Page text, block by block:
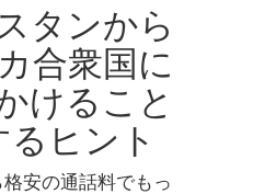
タンから
合衆国に
けること
るヒント
安の通話料でもっ